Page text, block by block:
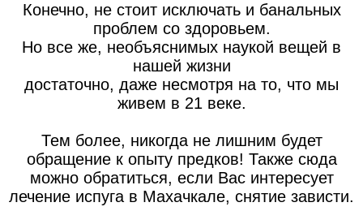
Конечно, не стоит исключать и банальных
проблем со здоровьем.
Но все же, необъяснимых наукой вещей в
нашей жизни
достаточно, даже несмотря на то, что мы
живем в 21 веке.
Тем более, никогда не лишним будет
обращение к опыту предков! Также сюда
можно обратиться, если Вас интересует
лечение испуга в Махачкале, снятие зависти.